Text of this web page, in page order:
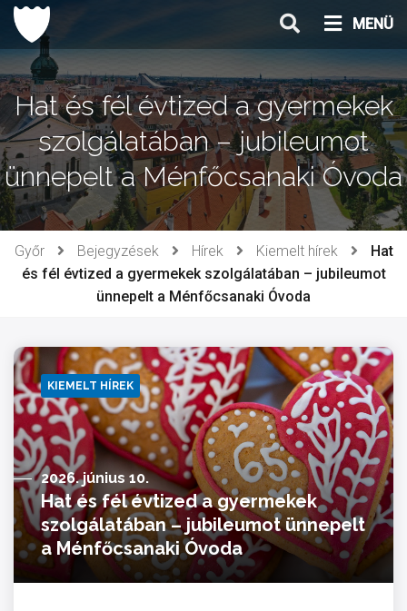
Ugrás
tartalomhoz
MENÜ
Hat és fél évtized a gyermekek
szolgálatában – jubileumot
ünnepelt a Ménfőcsanaki Óvoda
Győr Bejegyzések Hírek Kiemelt hírek
Hat
és fél évtized a gyermekek szolgálatában – jubileumot
ünnepelt a Ménfőcsanaki Óvoda
KIEMELT HÍREK
2026. június 10.
Hat és fél évtized a gyermekek
szolgálatában – jubileumot ünnepelt
a Ménfőcsanaki Óvoda